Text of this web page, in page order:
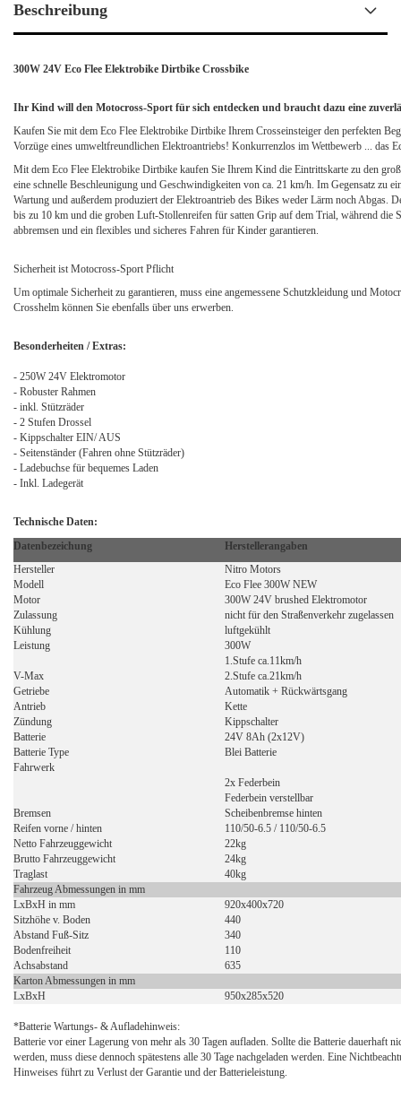
Beschreibung
300W 24V Eco Flee Elektrobike Dirtbike Crossbike
Ihr Kind will den Motocross-Sport für sich entdecken und braucht dazu eine
Kaufen Sie mit dem Eco Flee Elektrobike Dirtbike Ihrem Crosseinsteiger den perfekten
Vorzüge eines umweltfreundlichen Elektroantriebs! Konkurrenzlos im Wettbewerb ... das
Mit dem Eco Flee Elektrobike Dirtbike kaufen Sie Ihrem Kind die Eintrittskarte zu den
eine schnelle Beschleunigung und Geschwindigkeiten von ca. 21 km/h. Im Gegensatz zu
Wartung und außerdem produziert der Elektroantrieb des Bikes weder Lärm noch Abgas.
bis zu 10 km und die groben Luft-Stollenreifen für satten Grip auf dem Trial, während die
abbremsen und ein flexibles und sicheres Fahren für Kinder garantieren.
Sicherheit ist Motocross-Sport Pflicht
Um optimale Sicherheit zu garantieren, muss eine angemessene Schutzkleidung und
Crosshelm können Sie ebenfalls über uns erwerben.
Besonderheiten / Extras:
- 250W 24V Elektromotor
- Robuster Rahmen
- inkl. Stützräder
- 2 Stufen Drossel
- Kippschalter EIN/ AUS
- Seitenständer (Fahren ohne Stützräder)
- Ladebuchse für bequemes Laden
- Inkl. Ladegerät
Technische Daten:
Datenbezeichung
Herstellerangaben
Hersteller
Nitro Motors
Modell
Eco Flee 300W NEW
Motor
300W 24V brushed Elektromotor
Zulassung
nicht für den Straßenverkehr zugelassen
Kühlung
luftgekühlt
Leistung
300W
V-Max
1.Stufe ca.11km/h
2.Stufe ca.21km/h
Getriebe
Automatik + Rückwärtsgang
Antrieb
Kette
Zündung
Kippschalter
Batterie
24V 8Ah (2x12V)
Batterie Type
Blei Batterie
Fahrwerk
2x Federbein
Federbein verstellbar
Bremsen
Scheibenbremse hinten
Reifen vorne / hinten
110/50-6.5 / 110/50-6.5
Netto Fahrzeuggewicht
22kg
Brutto Fahrzeuggewicht
24kg
Traglast
40kg
Fahrzeug Abmessungen in mm
LxBxH in mm
920x400x720
Sitzhöhe v. Boden
440
Abstand Fuß-Sitz
340
Bodenfreiheit
110
Achsabstand
635
Karton Abmessungen in mm
LxBxH
950x285x520
*Batterie Wartungs- & Aufladehinweis:
Batterie vor einer Lagerung von mehr als 30 Tagen aufladen. Sollte die Batterie dauerhaft
werden, muss diese dennoch spätestens alle 30 Tage nachgeladen werden. Eine
Hinweises führt zu Verlust der Garantie und der Batterieleistung.